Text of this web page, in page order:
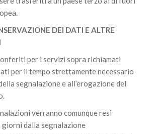
DEI DATI E ALTRE
per i servizi sopra richiamati
per il tempo strettamente necessario
segnalazione e all’erogazione del
verranno comunque resi
giorni dalla segnalazione